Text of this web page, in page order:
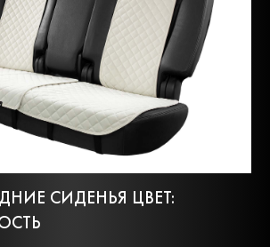
СИДЕНЬЯ ЦВЕТ: